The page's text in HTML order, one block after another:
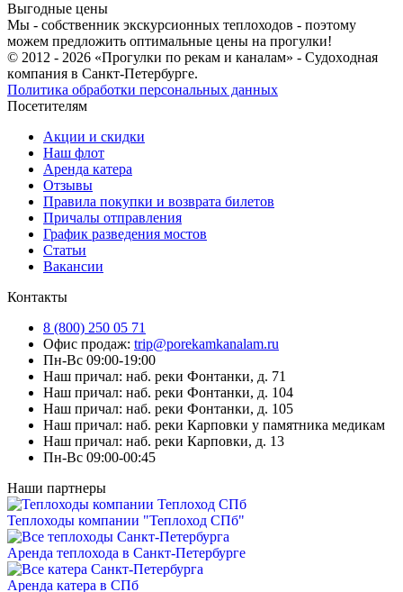
Выгодные цены
Мы - собственник экскурсионных теплоходов - поэтому
можем предложить оптимальные цены на прогулки!
© 2012 - 2026 «Прогулки по рекам и каналам» - Cудoxoднaя
кoмпaния в Санкт-Петербурге.
Политика обработки персональных данных
Посетителям
Акции и скидки
Наш флот
Аренда катера
Отзывы
Правила покупки и возврата билетов
Причалы отправления
График разведения мостов
Статьи
Вакансии
Контакты
8 (800) 250 05 71
Офис продаж: trip@porekamkanalam.ru
Пн-Вс 09:00-19:00
Наш причал: наб. реки Фонтанки, д. 71
Наш причал: наб. реки Фонтанки, д. 104
Наш причал: наб. реки Фонтанки, д. 105
Наш причал: наб. реки Карповки у памятника медикам
Наш причал: наб. реки Карповки, д. 13
Пн-Вс 09:00-00:45
Наши партнеры
Теплоходы компании "Теплоход СПб"
Аренда теплохода в Санкт-Петербурге
Аренда катера в СПб